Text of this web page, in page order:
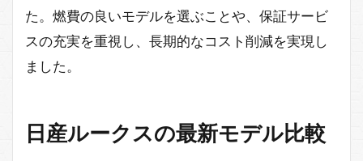
た。燃費の良いモデルを選ぶことや、保証サービ
スの充実を重視し、長期的なコスト削減を実現し
ました。
日産ルークスの最新モデル比較